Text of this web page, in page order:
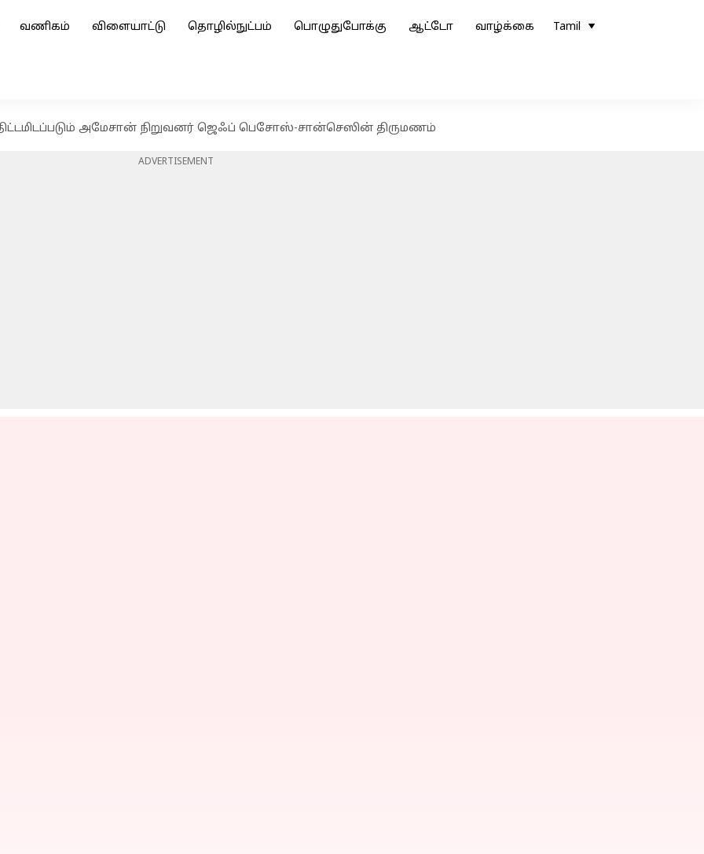
வணிகம் விளையாட்டு தொழில்நுட்பம் பொழுதுபோக்கு ஆட்டோ வாழ்க்கை Tamil
அமேசான் நிறுவனர் ஜெஃப் பெசோஸ்-சான்செஸின் திருமணம்
ADVERTISEMENT